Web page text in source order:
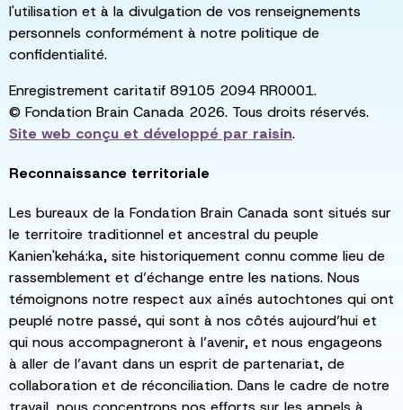
l'utilisation et à la divulgation de vos renseignements
personnels conformément à notre politique de
confidentialité.
Enregistrement caritatif 89105 2094 RR0001.
© Fondation Brain Canada 2026. Tous droits réservés.
Site web conçu et développé par raisin.
Reconnaissance territoriale
Les bureaux de la Fondation Brain Canada sont situés sur
le territoire traditionnel et ancestral du peuple
Kanien'kehá:ka, site historiquement connu comme lieu de
rassemblement et d’échange entre les nations. Nous
témoignons notre respect aux aînés autochtones qui ont
peuplé notre passé, qui sont à nos côtés aujourd’hui et
qui nous accompagneront à l’avenir, et nous engageons
à aller de l’avant dans un esprit de partenariat, de
collaboration et de réconciliation. Dans le cadre de notre